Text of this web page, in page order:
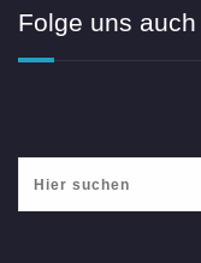
Folge uns